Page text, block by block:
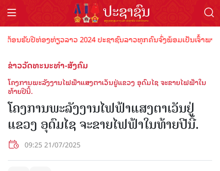
ນຮັບປີທ່ອງທ່ຽວລາວ 2024 ປະຊາຊົນລາວທຸກຄົນຈົ່ງພ້ອມເປັນເຈົ້າພາບ
ຂ່າວວັດທະນະທຳ-ສັງຄົມ
ໂຄງການພະລັງງານໄຟຟ້າແສງຕາເວັນຢູ່ແຂວງ ອຸດົມໄຊ ຈະຂາຍໄຟຟ້າໃນ
ທ້າຍປີນີ້.
ໂຄງການພະລັງງານໄຟຟ້າແສງຕາເວັນຢູ່
ແຂວງ ອຸດົມໄຊ ຈະຂາຍໄຟຟ້າໃນທ້າຍປີນີ້.
09:25 21/07/2025